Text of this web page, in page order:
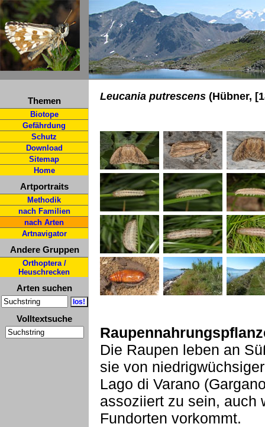
Themen
Biotope
Gefährdung
Schutz
Download
Sitemap
Home
Artportraits
Methodik
nach Familien
nach Arten
Artnavigator
Andere Gruppen
Orthoptera /
Heuschrecken
Arten suchen
Volltextsuche
Leucania putrescens (Hübner,
Die Raupen leben an
sie von
Lago di Varano
assoziiert zu sein, auch
Fundorten vorkommt.